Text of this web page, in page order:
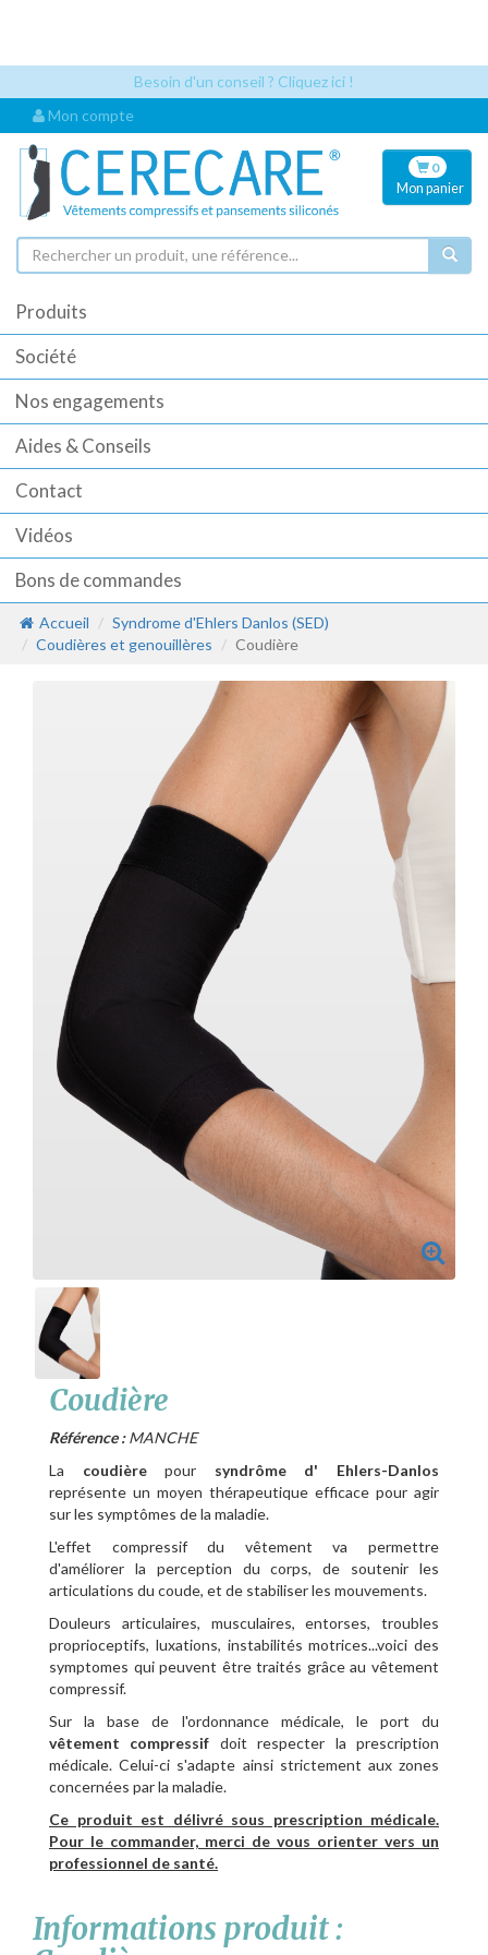
Besoin d'un conseil ? Cliquez ici !
Mon compte
0
Mon panier
Produits
Société
Nos engagements
Aides & Conseils
Contact
Vidéos
Bons de commandes
Accueil
Syndrome d'Ehlers Danlos (SED)
Coudières et genouillères
Coudière
Coudière
Référence :MANCHE
La coudièrepour syndrôme d' Ehlers-Danlos
représente un moyen thérapeutique efficace pour agir
sur les symptômes de la maladie.
L'effet compressif du vêtement va permettre
d'améliorer la perception du corps, de soutenir les
articulations du coude, et de stabiliser les mouvements.
Douleurs articulaires, musculaires, entorses, troubles
proprioceptifs, luxations, instabilités motrices...voici des
symptomes qui peuvent être traités grâce au vêtement
compressif.
Sur la base de l'ordonnance médicale, le port du
vêtement compressif doit respecter la prescription
médicale. Celui-ci s'adapte ainsi strictement aux zones
concernées par la maladie.
Ce produit est délivré sous prescription médicale.
Pour le commander, merci de vous orienter vers un
professionnel de santé.
Informations produit :